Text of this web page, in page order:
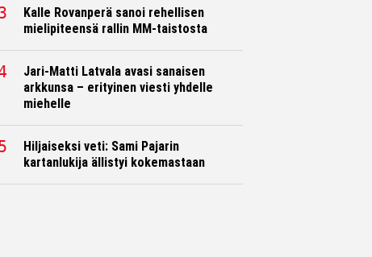
Kalle Rovanperä sanoi rehellisen
mielipiteensä rallin MM-taistosta
Jari-Matti Latvala avasi sanaisen
arkkunsa – erityinen viesti yhdelle
miehelle
Hiljaiseksi veti: Sami Pajarin
kartanlukija ällistyi kokemastaan